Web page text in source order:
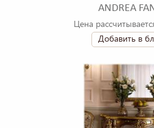
ANDREA
Цена
Добавить в